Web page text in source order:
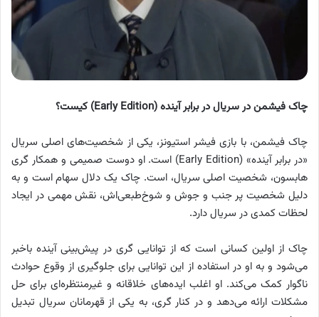
چاک فیشمن در سریال در برابر آینده (Early Edition) کیست؟
چاک فیشمن، با بازی فیشر استیونز، یکی از شخصیت‌های اصلی سریال
«در برابر آینده» (Early Edition) است. او دوست صمیمی و همکار گری
هابسون، شخصیت اصلی سریال، است. چاک یک دلال سهام است و به
دلیل شخصیت پر جنب و جوش و شوخ‌طبعی‌اش، نقش مهمی در ایجاد
لحظات کمدی در سریال دارد.
چاک از اولین کسانی است که از توانایی گری در پیش‌بینی آینده باخبر
می‌شود و به او در استفاده از این توانایی برای جلوگیری از وقوع حوادث
ناگوار کمک می‌کند. او اغلب ایده‌های خلاقانه و غیرمنتظره‌ای برای حل
مشکلات ارائه می‌دهد و در کنار گری، به یکی از قهرمانان سریال تبدیل